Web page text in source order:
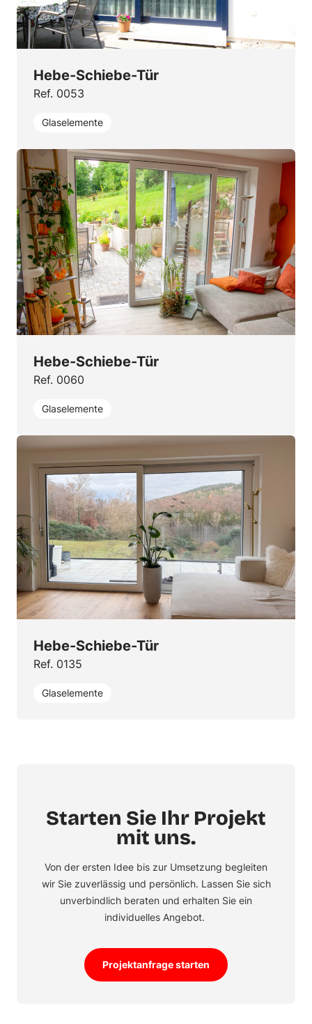
Hebe-Schiebe-Tür
Ref. 0053
Glaselemente
Hebe-Schiebe-Tür
Ref. 0060
Glaselemente
Hebe-Schiebe-Tür
Ref. 0135
Glaselemente
Starten Sie Ihr Projekt
mit uns.
Von der ersten Idee bis zur Umsetzung begleiten
wir Sie zuverlässig und persönlich. Lassen Sie sich
unverbindlich beraten und erhalten Sie ein
individuelles Angebot.
Projektanfrage starten